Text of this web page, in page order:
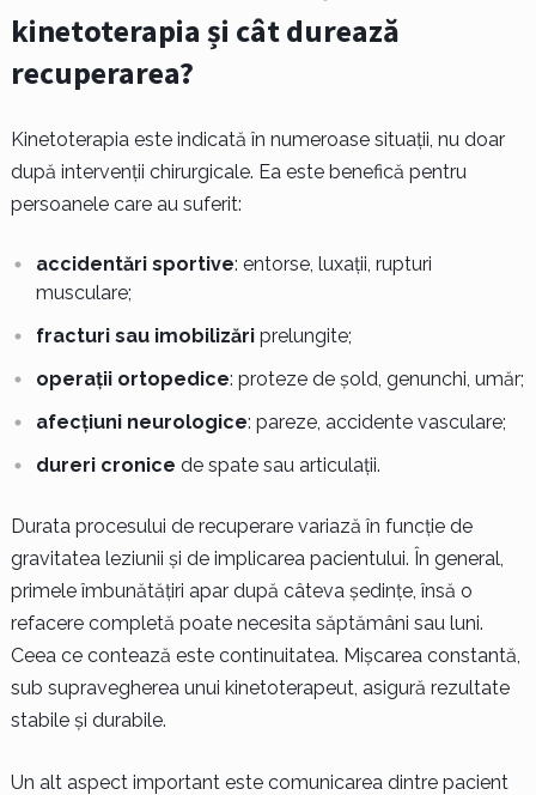
kinetoterapia și cât durează
recuperarea?
Kinetoterapia este indicată în numeroase situații, nu doar
după intervenții chirurgicale. Ea este benefică pentru
persoanele care au suferit:
accidentări sportive: entorse, luxații, rupturi
musculare;
fracturi sau imobilizăriprelungite;
operații ortopedice: proteze de șold, genunchi, umăr;
afecțiuni neurologice: pareze, accidente vasculare;
dureri cronice de spate sau articulații.
Durata procesului de recuperare variază în funcție de
gravitatea leziunii și de implicarea pacientului. În general,
primele îmbunătățiri apar după câteva ședințe, însă o
refacere completă poate necesita săptămâni sau luni.
Ceea ce contează este continuitatea. Mișcarea constantă,
sub supravegherea unui kinetoterapeut, asigură rezultate
stabile și durabile.
Un alt aspect important este comunicarea dintre pacient